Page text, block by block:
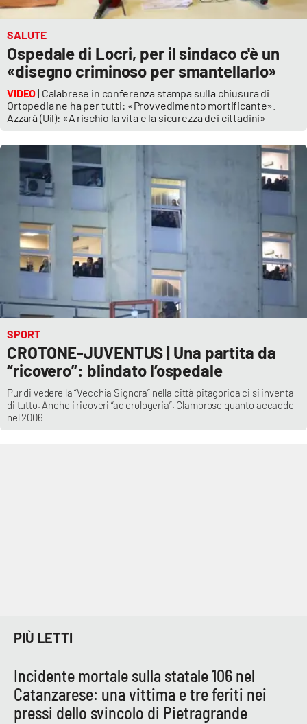
SALUTE
Ospedale di Locri, per il sindaco c'è un
«disegno criminoso per smantellarlo»
VIDEO| Calabrese in conferenza stampa sulla chiusura di
Ortopedia ne ha per tutti: «Provvedimento mortificante».
Azzarà (Uil): «A rischio la vita e la sicurezza dei cittadini»
SPORT
CROTONE-JUVENTUS | Una partita da
“ricovero”: blindato l’ospedale
Pur di vedere la “Vecchia Signora” nella città pitagorica ci si inventa
di tutto. Anche i ricoveri “ad orologeria”. Clamoroso quanto accadde
nel 2006
PIÙ LETTI
Incidente mortale sulla statale 106 nel
Catanzarese: una vittima e tre feriti nei
pressi dello svincolo di Pietragrande